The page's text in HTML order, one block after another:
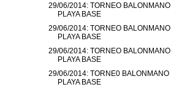
29/06/2014: TORNEO BALONMANO
PLAYA BASE
29/06/2014: TORNEO BALONMANO
PLAYA BASE
29/06/2014: TORNEO BALONMANO
PLAYA BASE
29/06/2014: TORNE0 BALONMANO
PLAYA BASE